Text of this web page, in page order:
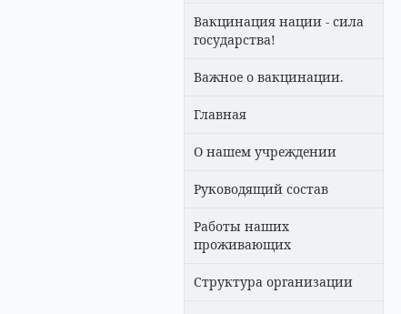
Вакцинация нации - сила
государства!
Важное о вакцинации.
Главная
О нашем учреждении
Руководящий состав
Работы наших
проживающих
Структура организации